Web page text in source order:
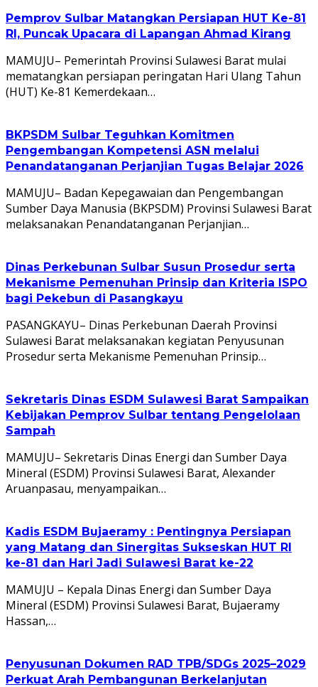
Pemprov Sulbar Matangkan Persiapan HUT Ke-81
RI, Puncak Upacara di Lapangan Ahmad Kirang
MAMUJU– Pemerintah Provinsi Sulawesi Barat mulai
mematangkan persiapan peringatan Hari Ulang Tahun
(HUT) Ke-81 Kemerdekaan…
BKPSDM Sulbar Teguhkan Komitmen
Pengembangan Kompetensi ASN melalui
Penandatanganan Perjanjian Tugas Belajar 2026
MAMUJU– Badan Kepegawaian dan Pengembangan
Sumber Daya Manusia (BKPSDM) Provinsi Sulawesi Barat
melaksanakan Penandatanganan Perjanjian…
Dinas Perkebunan Sulbar Susun Prosedur serta
Mekanisme Pemenuhan Prinsip dan Kriteria ISPO
bagi Pekebun di Pasangkayu
PASANGKAYU– Dinas Perkebunan Daerah Provinsi
Sulawesi Barat melaksanakan kegiatan Penyusunan
Prosedur serta Mekanisme Pemenuhan Prinsip…
Sekretaris Dinas ESDM Sulawesi Barat Sampaikan
Kebijakan Pemprov Sulbar tentang Pengelolaan
Sampah
MAMUJU– Sekretaris Dinas Energi dan Sumber Daya
Mineral (ESDM) Provinsi Sulawesi Barat, Alexander
Aruanpasau, menyampaikan…
Kadis ESDM Bujaeramy : Pentingnya Persiapan
yang Matang dan Sinergitas Sukseskan HUT RI
ke-81 dan Hari Jadi Sulawesi Barat ke-22
MAMUJU – Kepala Dinas Energi dan Sumber Daya
Mineral (ESDM) Provinsi Sulawesi Barat, Bujaeramy
Hassan,…
Penyusunan Dokumen RAD TPB/SDGs 2025–2029
Perkuat Arah Pembangunan Berkelanjutan